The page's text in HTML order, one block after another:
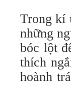
Trong kí
những
bóc lột
thích
hoành